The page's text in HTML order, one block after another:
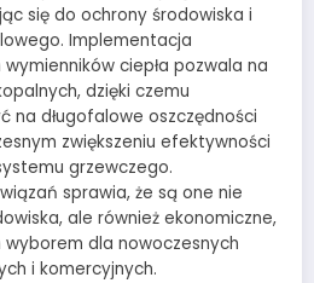
się do ochrony środowiska i
Implementacja
ciepła pozwala na
dzięki czemu
na długofalowe oszczędności
zwiększeniu efektywności
grzewczego.
sprawia, że są one nie
ale również ekonomiczne,
dla nowoczesnych
i komercyjnych.